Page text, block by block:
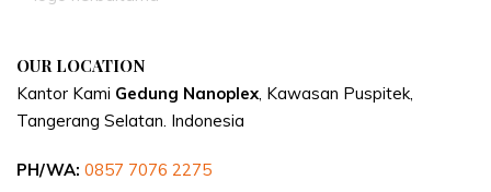
OUR LOCATION
Kantor Kami Gedung Nanoplex , Kawasan Puspitek,
Tangerang Selatan. Indonesia
PH/WA: 0857 7076 2275